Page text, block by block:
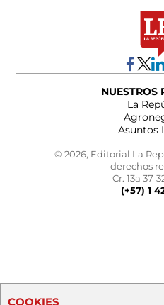
NUESTROS
La
Asuntos
© 2026, Editorial La
derechos
Cr. 13a 37-
(+57) 1
COOKIES